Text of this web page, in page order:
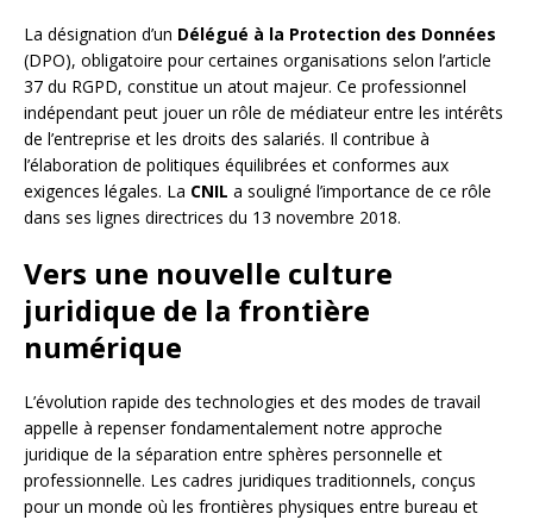
La désignation d’un Délégué à la Protection des Données
(DPO), obligatoire pour certaines organisations selon l’article
37 du RGPD, constitue un atout majeur. Ce professionnel
indépendant peut jouer un rôle de médiateur entre les intérêts
de l’entreprise et les droits des salariés. Il contribue à
l’élaboration de politiques équilibrées et conformes aux
exigences légales. La CNIL a souligné l’importance de ce rôle
dans ses lignes directrices du 13 novembre 2018.
Vers une nouvelle culture
juridique de la frontière
numérique
L’évolution rapide des technologies et des modes de travail
appelle à repenser fondamentalement notre approche
juridique de la séparation entre sphères personnelle et
professionnelle. Les cadres juridiques traditionnels, conçus
pour un monde où les frontières physiques entre bureau et